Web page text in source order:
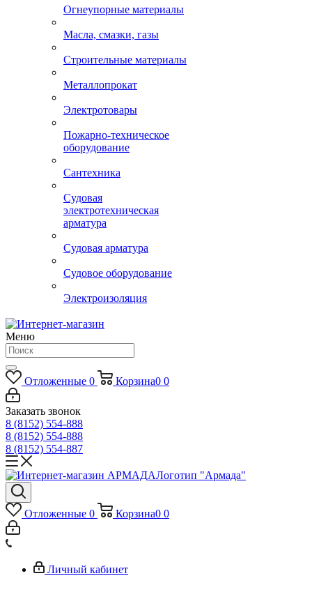
Огнеупорные материалы
Масла, смазки, газы
Строительные материалы
Металлопрокат
Электротовары
Пожарно-техническое
оборудование
Сантехника
Судовая
электротехническая
арматура
Судовая арматура
Судовое оборудование
Электроизоляция
Меню
Отложенные 0 Корзина0 0
Заказать звонок
8 (8152) 554-888
8 (8152) 554-888
8 (8152) 554-887
Логотип "Армада"
Отложенные 0 Корзина0 0
Личный кабинет